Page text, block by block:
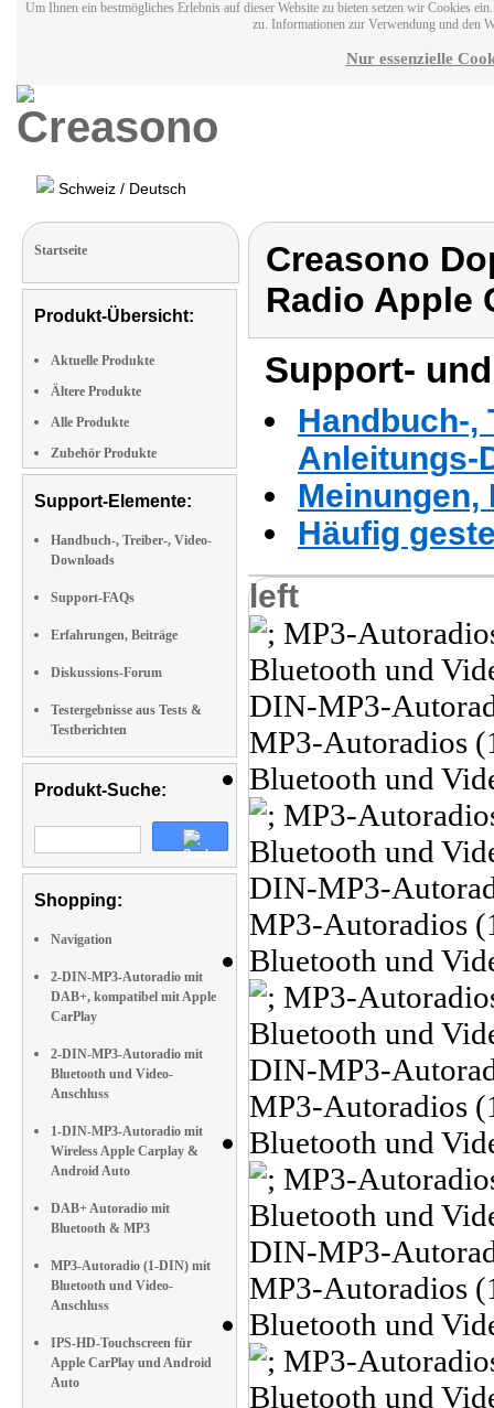
Um Ihnen ein bestmögliches Erlebnis auf dieser Website zu bieten setzen wir Cookies
zu. Informationen zur Verwendung und den
Nur essenzielle
Schweiz / Deutsch
Startseite
Produkt-Übersicht:
Aktuelle Produkte
Ältere Produkte
Alle Produkte
Zubehör Produkte
Support-Elemente:
Handbuch-, Treiber-, Video-
Downloads
Support-FAQs
Erfahrungen, Beiträge
Diskussions-Forum
Testergebnisse aus Tests &
Testberichten
Produkt-Suche:
Shopping:
Navigation
2-DIN-MP3-Autoradio mit
DAB+, kompatibel mit Apple
CarPlay
2-DIN-MP3-Autoradio mit
Bluetooth und Video-
Anschluss
1-DIN-MP3-Autoradio mit
Wireless Apple Carplay &
Android Auto
DAB+ Autoradio mit
Bluetooth & MP3
MP3-Autoradio (1-DIN) mit
Bluetooth und Video-
Anschluss
IPS-HD-Touchscreen für
Apple CarPlay und Android
Auto
Creasono
Radio Apple
Support-
Handbuch-,
Anleitungs-
Häufig
left